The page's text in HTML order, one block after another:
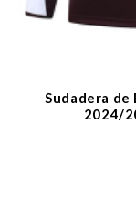
Sudadera
2024/